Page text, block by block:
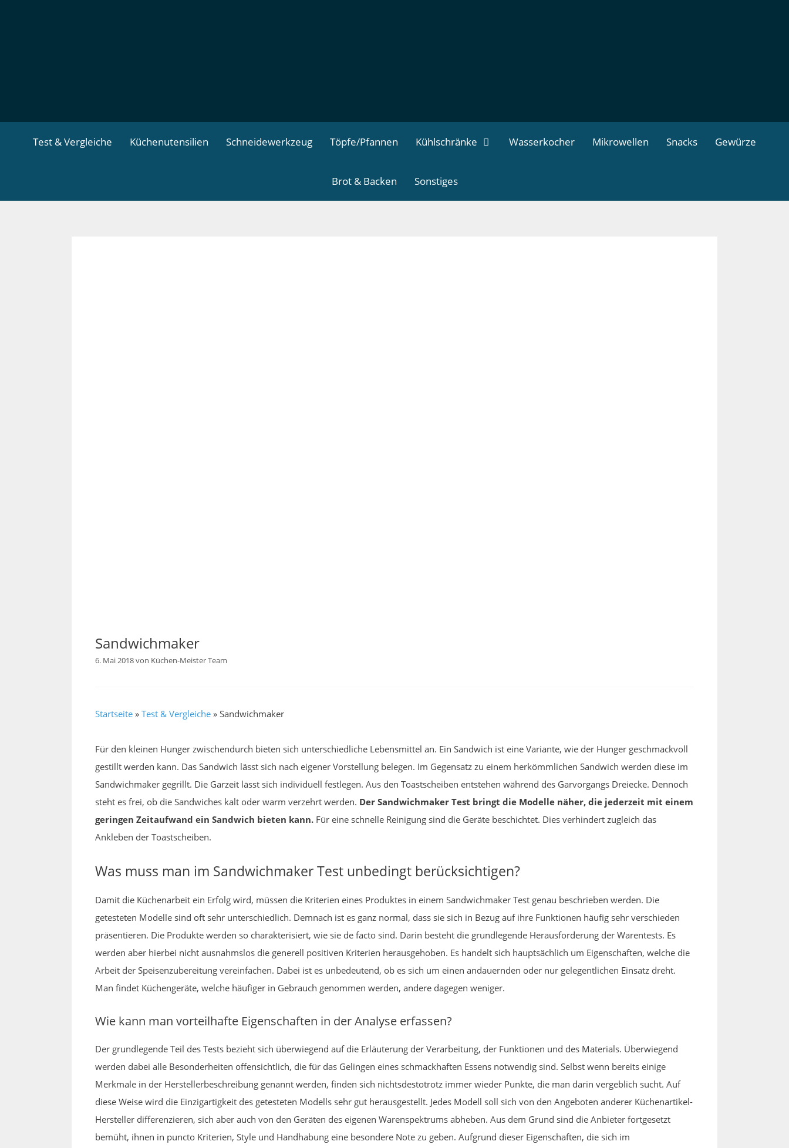
Test & Vergleiche Küchenutensilien Schneidewerkzeug Töpfe/Pfannen Kühlschränke Wasserkocher Mikrowellen Snacks Gewürze
Brot & Backen Sonstiges
Sandwichmaker
6. Mai 2018von Küchen-Meister Team
Startseite » Test & Vergleiche » Sandwichmaker
Für den kleinen Hunger zwischendurch bieten sich unterschiedliche Lebensmittel an. Ein Sandwich ist eine Variante, wie der Hunger geschmackvoll
gestillt werden kann. Das Sandwich lässt sich nach eigener Vorstellung belegen. Im Gegensatz zu einem herkömmlichen Sandwich werden diese im
Sandwichmaker gegrillt. Die Garzeit lässt sich individuell festlegen. Aus den Toastscheiben entstehen während des Garvorgangs Dreiecke. Dennoch
steht es frei, ob die Sandwiches kalt oder warm verzehrt werden. Der Sandwichmaker Test bringt die Modelle näher, die jederzeit mit einem
geringen Zeitaufwand ein Sandwich bieten kann. Für eine schnelle Reinigung sind die Geräte beschichtet. Dies verhindert zugleich das
Ankleben der Toastscheiben.
Was muss man im Sandwichmaker Test unbedingt berücksichtigen?
Damit die Küchenarbeit ein Erfolg wird, müssen die Kriterien eines Produktes in einem Sandwichmaker Test genau beschrieben werden. Die
getesteten Modelle sind oft sehr unterschiedlich. Demnach ist es ganz normal, dass sie sich in Bezug auf ihre Funktionen häufig sehr verschieden
präsentieren. Die Produkte werden so charakterisiert, wie sie de facto sind. Darin besteht die grundlegende Herausforderung der Warentests. Es
werden aber hierbei nicht ausnahmslos die generell positiven Kriterien herausgehoben. Es handelt sich hauptsächlich um Eigenschaften, welche die
Arbeit der Speisenzubereitung vereinfachen. Dabei ist es unbedeutend, ob es sich um einen andauernden oder nur gelegentlichen Einsatz dreht.
Man findet Küchengeräte, welche häufiger in Gebrauch genommen werden, andere dagegen weniger.
Wie kann man vorteilhafte Eigenschaften in der Analyse erfassen?
Der grundlegende Teil des Tests bezieht sich überwiegend auf die Erläuterung der Verarbeitung, der Funktionen und des Materials. Überwiegend
werden dabei alle Besonderheiten offensichtlich, die für das Gelingen eines schmackhaften Essens notwendig sind. Selbst wenn bereits einige
Merkmale in der Herstellerbeschreibung genannt werden, finden sich nichtsdestotrotz immer wieder Punkte, die man darin vergeblich sucht. Auf
diese Weise wird die Einzigartigkeit des getesteten Modells sehr gut herausgestellt. Jedes Modell soll sich von den Angeboten anderer Küchenartikel-
Hersteller differenzieren, sich aber auch von den Geräten des eigenen Warenspektrums abheben. Aus dem Grund sind die Anbieter fortgesetzt
bemüht, ihnen in puncto Kriterien, Style und Handhabung eine besondere Note zu geben. Aufgrund dieser Eigenschaften, die sich im